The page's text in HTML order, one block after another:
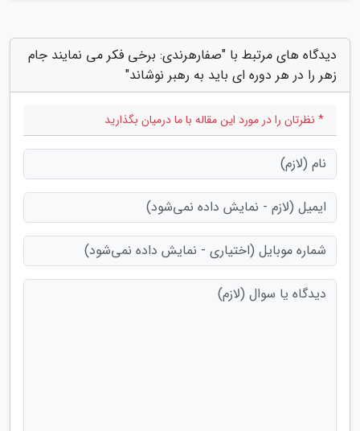
دیدگاه های مرتبط با "صفارهرندی: برخی فکر می نمایند جام
زهر را در هر دوره ای باید به رهبر نوشاند"
* نظرتان را در مورد این مقاله با ما درمیان بگذارید